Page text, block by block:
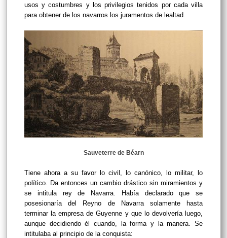
usos y costumbres y los privilegios tenidos por cada villa
para obtener de los navarros los juramentos de lealtad.
Sauveterre de Béarn
Tiene ahora a su favor lo civil, lo canónico, lo militar, lo
político. Da entonces un cambio drástico sin miramientos y
se intitula rey de Navarra. Había declarado que se
posesionaría del Reyno de Navarra solamente hasta
terminar la empresa de Guyenne y que lo devolvería luego,
aunque decidiendo él cuando, la forma y la manera. Se
intitulaba al principio de la conquista: